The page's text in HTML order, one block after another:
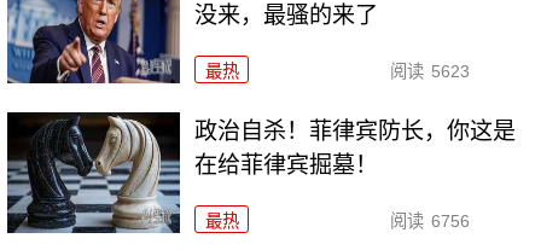
没来，最骚的来了
最热 阅读 5623
政治自杀！菲律宾防长，你这是
在给菲律宾掘墓！
最热 阅读 6756